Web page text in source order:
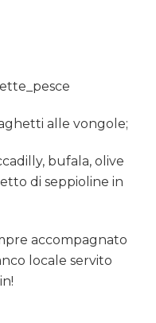
alle vongole;
bufala, olive
di seppioline in
accompagnato
locale servito